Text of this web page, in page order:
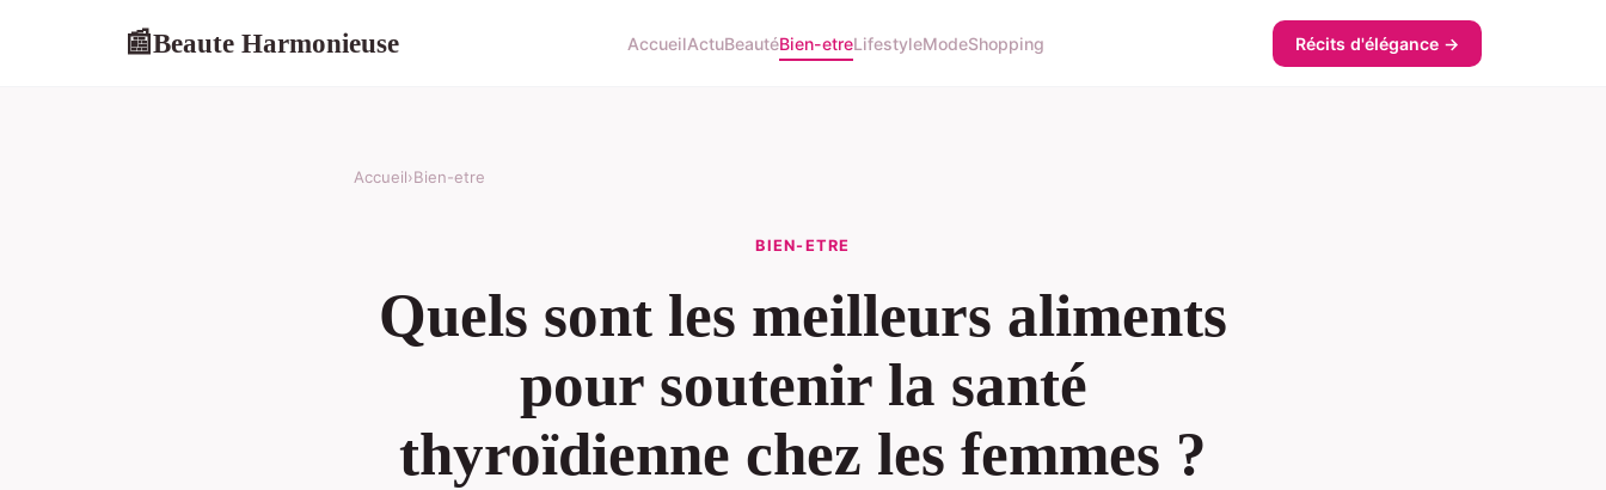
📰Beaute Harmonieuse AccueilActuBeautéBien-etreLifestyleModeShopping Récits d'élégance →
Accueil›Bien-etre
BIEN-ETRE
Quels sont les meilleurs aliments
pour soutenir la santé
thyroïdienne chez les femmes ?